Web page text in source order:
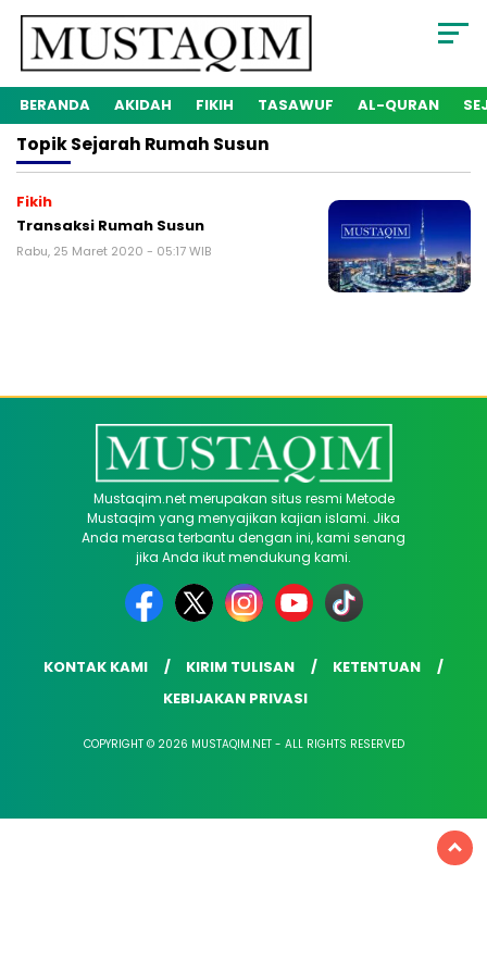
BERANDA AKIDAH FIKIH TASAWUF AL-QURAN
TopikSejarah Rumah Susun
Fikih
Transaksi Rumah Susun
Rabu, 25 Maret 2020 - 05:17 WIB
Mustaqim.net merupakan situs resmi Metode
Mustaqim yang menyajikan kajian islami. Jika
Anda merasa terbantu dengan ini, kami senang
jika Anda ikut mendukung kami.
KONTAK KAMI KIRIM TULISAN
KETENTUAN
KEBIJAKAN PRIVASI
COPYRIGHT © 2026 MUSTAQIM.NET - ALL RIGHTS RESERVED